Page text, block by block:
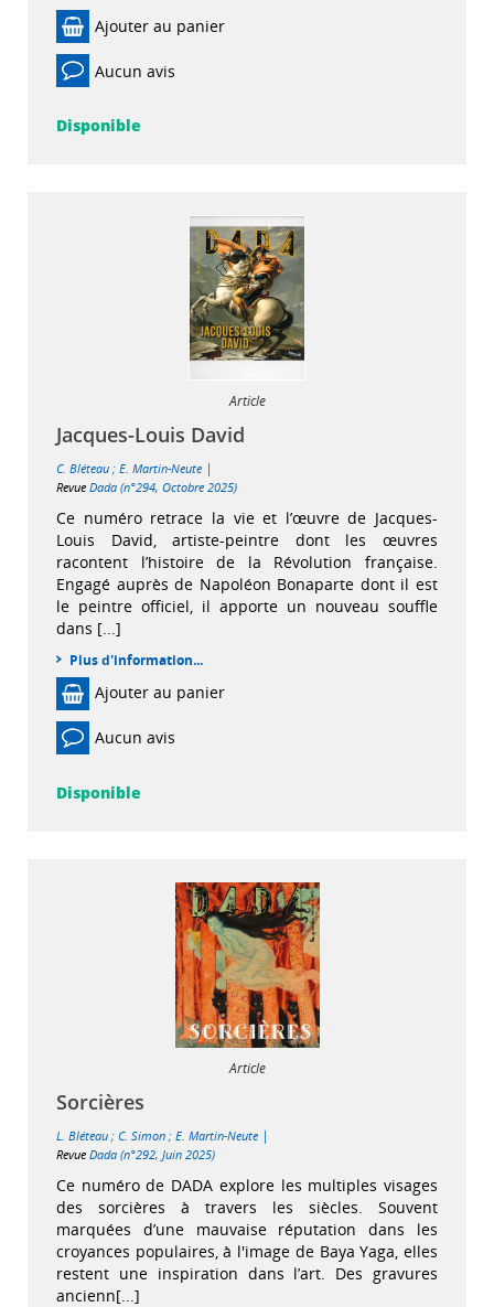
Ajouter au panier
Aucun avis
Disponible
Article
Jacques-Louis David
C. Bléteau ; E. Martin-Neute |
Revue Dada (n°294, Octobre 2025)
Ce numéro retrace la vie et l’œuvre de Jacques-
Louis David, artiste-peintre dont les œuvres
racontent l’histoire de la Révolution française.
Engagé auprès de Napoléon Bonaparte dont il est
le peintre officiel, il apporte un nouveau souffle
dans [...]
Plus d'information...
Ajouter au panier
Aucun avis
Disponible
Article
Sorcières
L. Bléteau ; C. Simon ; E. Martin-Neute |
Revue Dada (n°292, Juin 2025)
Ce numéro de DADA explore les multiples visages
des sorcières à travers les siècles. Souvent
marquées d’une mauvaise réputation dans les
croyances populaires, à l'image de Baya Yaga, elles
restent une inspiration dans l’art. Des gravures
ancienn[...]